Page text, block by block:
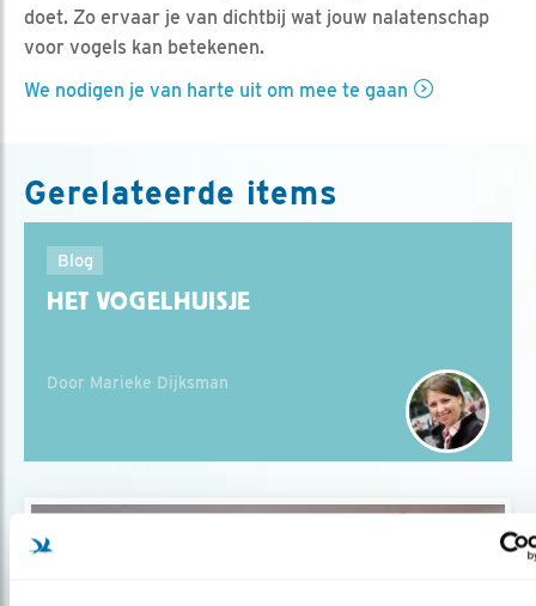
doet. Zo ervaar je van dichtbij wat jouw nalatenschap
voor vogels kan betekenen.
We nodigen je van harte uit om mee te gaan
Gerelateerde items
Blog
HET VOGELHUISJE
Door Marieke Dijksman